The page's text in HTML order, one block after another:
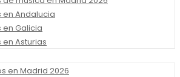
en Andalucia
en Galicia
en Asturias
en Madrid 2026